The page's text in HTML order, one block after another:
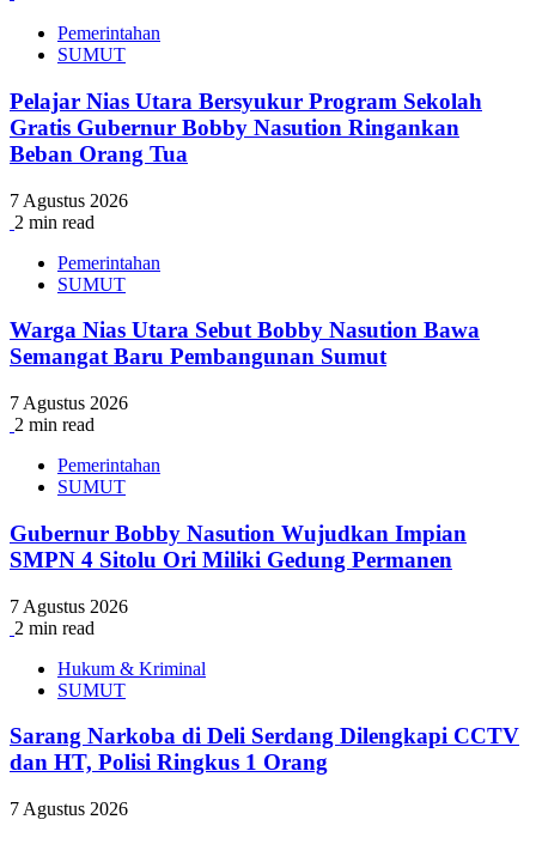
Pemerintahan
SUMUT
Pelajar Nias Utara Bersyukur Program Sekolah
Gratis Gubernur Bobby Nasution Ringankan
Beban Orang Tua
7 Agustus 2026
2 min read
Pemerintahan
SUMUT
Warga Nias Utara Sebut Bobby Nasution Bawa
Semangat Baru Pembangunan Sumut
7 Agustus 2026
2 min read
Pemerintahan
SUMUT
Gubernur Bobby Nasution Wujudkan Impian
SMPN 4 Sitolu Ori Miliki Gedung Permanen
7 Agustus 2026
2 min read
Hukum & Kriminal
SUMUT
Sarang Narkoba di Deli Serdang Dilengkapi CCTV
dan HT, Polisi Ringkus 1 Orang
7 Agustus 2026